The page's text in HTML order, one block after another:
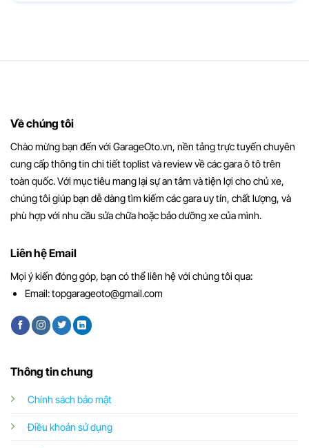
Về chúng tôi
Chào mừng bạn đến với GarageOto.vn, nền tảng trực tuyến chuyên
cung cấp thông tin chi tiết toplist và review về các gara ô tô trên
toàn quốc. Với mục tiêu mang lại sự an tâm và tiện lợi cho chủ xe,
chúng tôi giúp bạn dễ dàng tìm kiếm các gara uy tín, chất lượng, và
phù hợp với nhu cầu sửa chữa hoặc bảo dưỡng xe của mình.
Thông tin chung
Chính sách bảo mật
Điều khoản sử dụng
Liên hệ Email
Mọi ý kiến đóng góp, bạn có thể liên hệ với chúng tôi qua:
Email:topgarageoto@gmail.com